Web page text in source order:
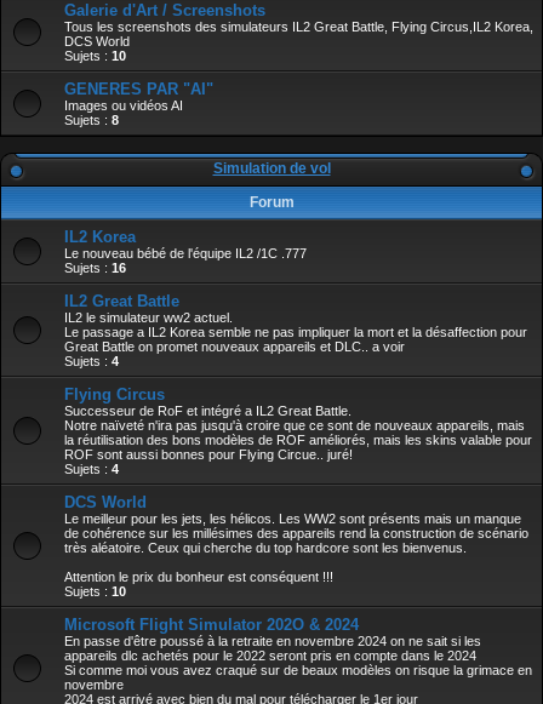
Galerie d'Art / Screenshots
Tous les screenshots des simulateurs IL2 Great Battle, Flying Circus,IL2 Korea,
DCS World
Sujets : 10
GENERES PAR "AI"
Images ou vidéos AI
Sujets : 8
Simulation de vol
Forum
IL2 Korea
Le nouveau bébé de l'équipe IL2 /1C .777
Sujets : 16
IL2 Great Battle
IL2 le simulateur ww2 actuel.
Le passage a IL2 Korea semble ne pas impliquer la mort et la désaffection pour
Great Battle on promet nouveaux appareils et DLC.. a voir
Sujets : 4
Flying Circus
Successeur de RoF et intégré a IL2 Great Battle.
Notre naïveté n'ira pas jusqu'à croire que ce sont de nouveaux appareils, mais
la réutilisation des bons modèles de ROF améliorés, mais les skins valable pour
ROF sont aussi bonnes pour Flying Circue.. juré!
Sujets : 4
DCS World
Le meilleur pour les jets, les hélicos. Les WW2 sont présents mais un manque
de cohérence sur les millésimes des appareils rend la construction de scénario
très aléatoire. Ceux qui cherche du top hardcore sont les bienvenus.
Attention le prix du bonheur est conséquent !!!
Sujets : 10
Microsoft Flight Simulator 202O & 2024
En passe d'être poussé à la retraite en novembre 2024 on ne sait si les
appareils dlc achetés pour le 2022 seront pris en compte dans le 2024
Si comme moi vous avez craqué sur de beaux modèles on risque la grimace en
novembre
2024 est arrivé avec bien du mal pour télécharger le 1er jour